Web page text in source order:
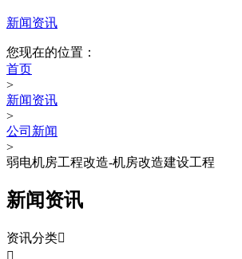
新闻资讯
您现在的位置：
首页
>
新闻资讯
>
公司新闻
>
弱电机房工程改造-机房改造建设工程
新闻资讯
资讯分类
